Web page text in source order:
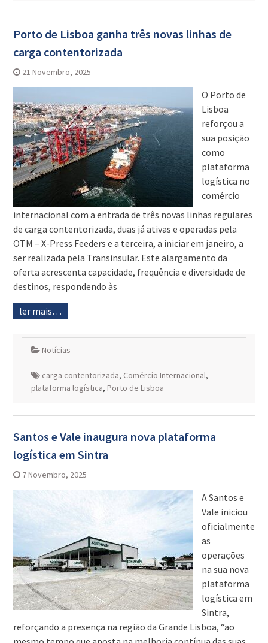
Porto de Lisboa ganha três novas linhas de
carga contentorizada
21 Novembro, 2025
O Porto de
Lisboa
reforçou a
sua posição
como
plataforma
logística no
comércio
internacional com a entrada de três novas linhas regulares
de carga contentorizada, duas já ativas e operadas pela
OTM – X-Press Feeders e a terceira, a iniciar em janeiro, a
ser realizada pela Transinsular. Este alargamento da
oferta acrescenta capacidade, frequência e diversidade de
destinos, respondendo às
ler mais…
Notícias
carga contentorizada, Comércio Internacional,
plataforma logística, Porto de Lisboa
Santos e Vale inaugura nova plataforma
logística em Sintra
7 Novembro, 2025
A Santos e
Vale iniciou
oficialmente
as
operações
na sua nova
plataforma
logística em
Sintra,
reforçando a presença na região da Grande Lisboa, “ao